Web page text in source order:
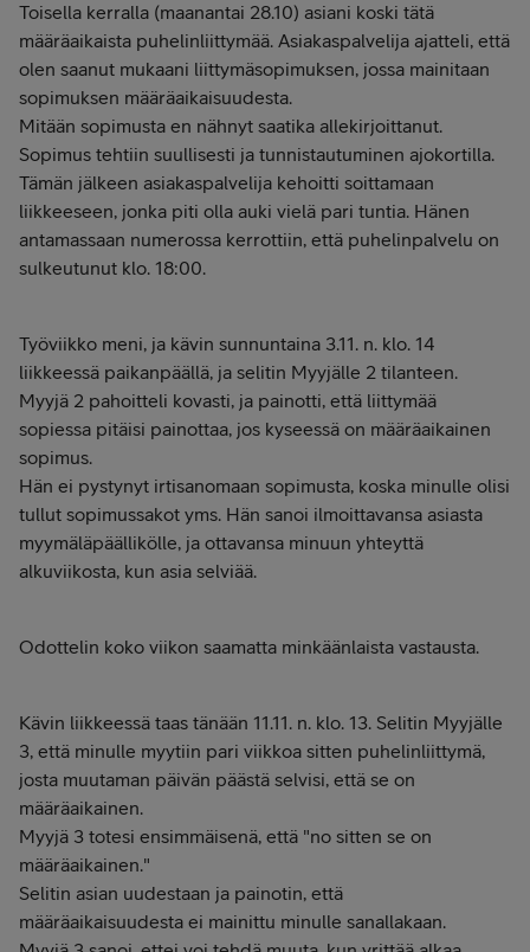
Toisella kerralla (maanantai 28.10) asiani koski tätä
määräaikaista puhelinliittymää. Asiakaspalvelija ajatteli, että
olen saanut mukaani liittymäsopimuksen, jossa mainitaan
sopimuksen määräaikaisuudesta.
Mitään sopimusta en nähnyt saatika allekirjoittanut.
Sopimus tehtiin suullisesti ja tunnistautuminen ajokortilla.
Tämän jälkeen asiakaspalvelija kehoitti soittamaan
liikkeeseen, jonka piti olla auki vielä pari tuntia. Hänen
antamassaan numerossa kerrottiin, että puhelinpalvelu on
sulkeutunut klo. 18:00.
Työviikko meni, ja kävin sunnuntaina 3.11. n. klo. 14
liikkeessä paikanpäällä, ja selitin Myyjälle 2 tilanteen.
Myyjä 2 pahoitteli kovasti, ja painotti, että liittymää
sopiessa pitäisi painottaa, jos kyseessä on määräaikainen
sopimus.
Hän ei pystynyt irtisanomaan sopimusta, koska minulle olisi
tullut sopimussakot yms. Hän sanoi ilmoittavansa asiasta
myymäläpäällikölle, ja ottavansa minuun yhteyttä
alkuviikosta, kun asia selviää.
Odottelin koko viikon saamatta minkäänlaista vastausta.
Kävin liikkeessä taas tänään 11.11. n. klo. 13. Selitin Myyjälle
3, että minulle myytiin pari viikkoa sitten puhelinliittymä,
josta muutaman päivän päästä selvisi, että se on
määräaikainen.
Myyjä 3 totesi ensimmäisenä, että "no sitten se on
määräaikainen."
Selitin asian uudestaan ja painotin, että
määräaikaisuudesta ei mainittu minulle sanallakaan.